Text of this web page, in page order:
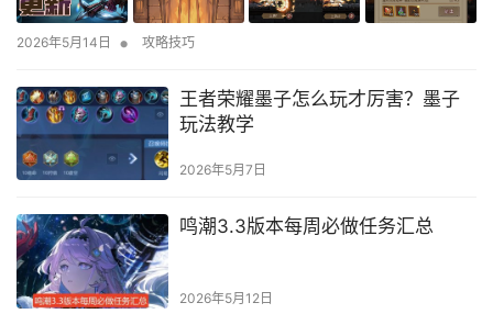
2026年5月14日 • 攻略技巧
王者荣耀墨子怎么玩才厉害？墨子
玩法教学
2026年5月7日
鸣潮3.3版本每周必做任务汇总
2026年5月12日